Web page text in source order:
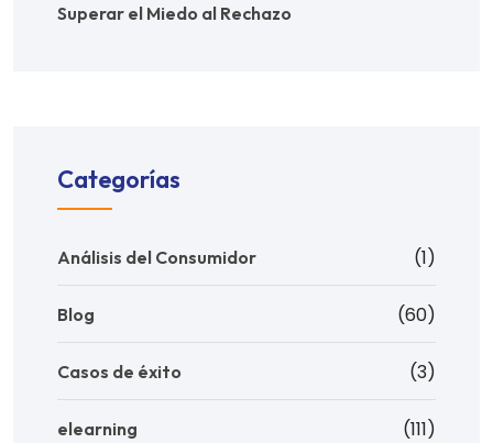
Superar el Miedo al Rechazo
Categorías
Análisis del Consumidor (1)
Blog (60)
Casos de éxito (3)
elearning (111)